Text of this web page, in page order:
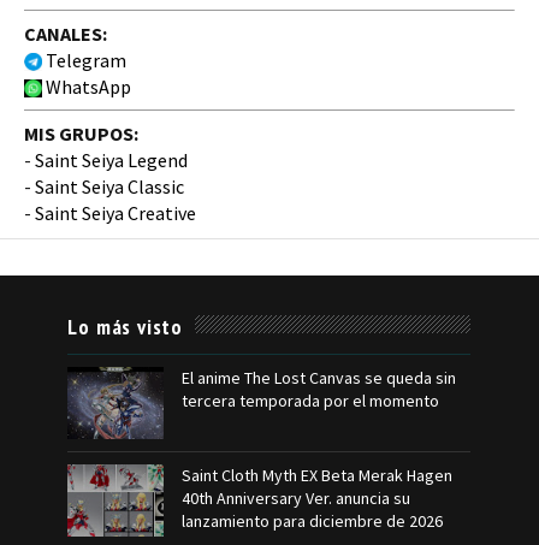
CANALES:
Telegram
WhatsApp
MIS GRUPOS:
- Saint Seiya Legend
- Saint Seiya Classic
- Saint Seiya Creative
Lo más visto
El anime The Lost Canvas se queda sin
tercera temporada por el momento
Saint Cloth Myth EX Beta Merak Hagen
40th Anniversary Ver. anuncia su
lanzamiento para diciembre de 2026